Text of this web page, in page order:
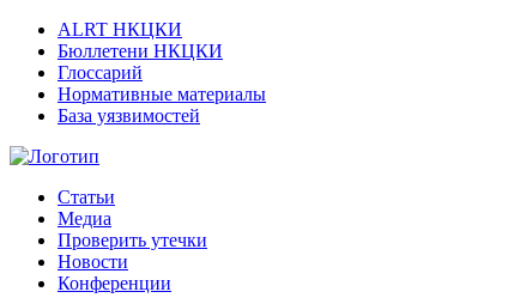
ALRT НКЦКИ
Бюллетени НКЦКИ
Глоссарий
Нормативные материалы
База уязвимостей
Статьи
Медиа
Проверить утечки
Новости
Конференции